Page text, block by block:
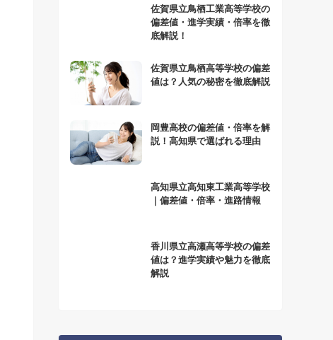
佐賀県立鳥栖工業高等学校の
偏差値・進学実績・倍率を徹
底解説！
佐賀県立鳥栖高等学校の偏差
値は？人気の秘密を徹底解説
岡豊高校の偏差値・倍率を解
説！高知県で選ばれる理由
高知県立高知東工業高等学校
｜偏差値・倍率・進路情報
香川県立高瀬高等学校の偏差
値は？進学実績や魅力を徹底
解説